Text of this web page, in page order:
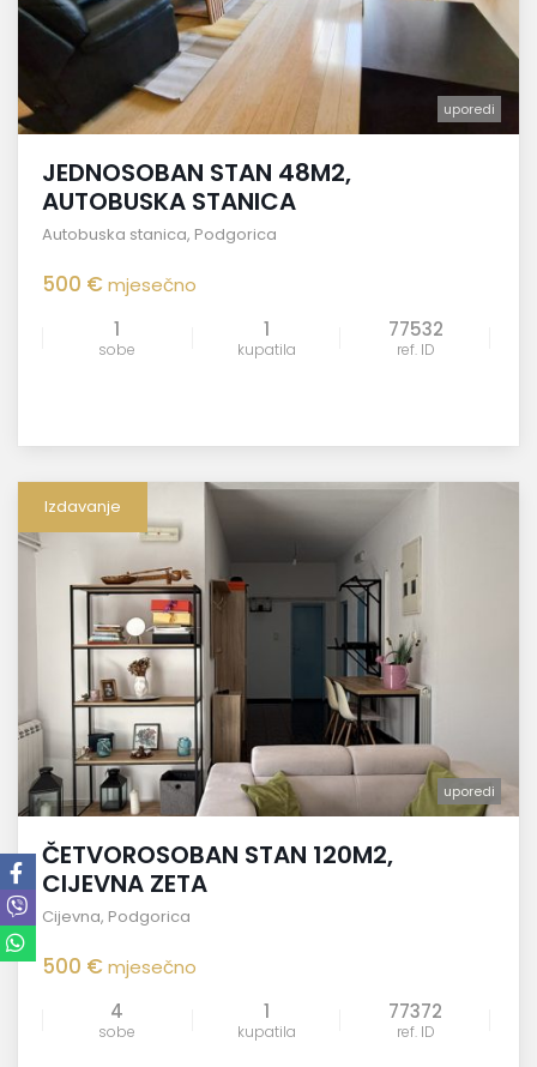
uporedi
JEDNOSOBAN STAN 48M2,
AUTOBUSKA STANICA
Autobuska stanica, Podgorica
500 €mjesečno
1
sobe
1
kupatila
77532
ref. ID
Izdavanje
uporedi
ČETVOROSOBAN STAN 120M2,
CIJEVNA ZETA
Cijevna, Podgorica
500 €mjesečno
4
sobe
1
kupatila
77372
ref. ID